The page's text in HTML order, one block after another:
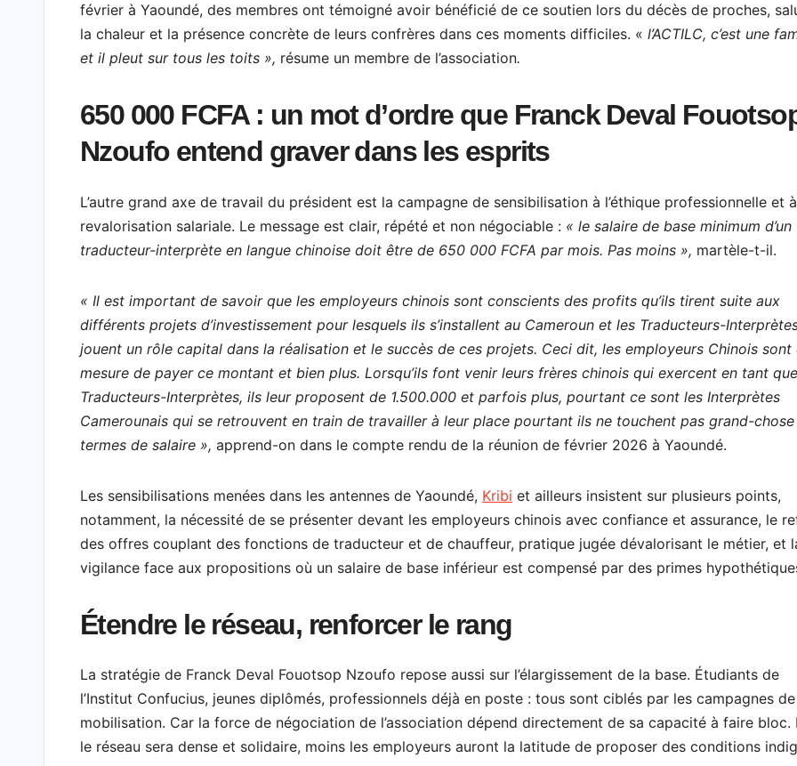
février à Yaoundé, des membres ont témoigné avoir bénéficié de ce soutien lors du décès de proches,
la chaleur et la présence concrète de leurs confrères dans ces moments difficiles. « l’ACTILC, c’est une
et il pleut sur tous les toits », résume un membre de l’association.
650 000 FCFA : un mot d’ordre que Franck Deval
Nzoufo entend graver dans les esprits
L’autre grand axe de travail du président est la campagne de sensibilisation à l’éthique professionnelle et
revalorisation salariale. Le message est clair, répété et non négociable : « le salaire de base minimum d’un
traducteur-interprète en langue chinoise doit être de 650 000 FCFA par mois. Pas moins », martèle-t-il.
« Il est important de savoir que les employeurs chinois sont conscients des profits qu’ils tirent suite aux
différents projets d’investissement pour lesquels ils s’installent au Cameroun et les Traducteurs-
jouent un rôle capital dans la réalisation et le succès de ces projets. Ceci dit, les employeurs Chinois sont
mesure de payer ce montant et bien plus. Lorsqu’ils font venir leurs frères chinois qui exercent en tant que
Traducteurs-Interprètes, ils leur proposent de 1.500.000 et parfois plus, pourtant ce sont les Interprètes
Camerounais qui se retrouvent en train de travailler à leur place pourtant ils ne touchent pas grand-chose
termes de salaire », apprend-on dans le compte rendu de la réunion de février 2026 à Yaoundé.
Les sensibilisations menées dans les antennes de Yaoundé, Kribi et ailleurs insistent sur plusieurs points,
notamment, la nécessité de se présenter devant les employeurs chinois avec confiance et assurance, le
des offres couplant des fonctions de traducteur et de chauffeur, pratique jugée dévalorisant le métier, et
vigilance face aux propositions où un salaire de base inférieur est compensé par des primes
Étendre le réseau, renforcer le rang
La stratégie de Franck Deval Fouotsop Nzoufo repose aussi sur l’élargissement de la base. Étudiants de
l’Institut Confucius, jeunes diplômés, professionnels déjà en poste : tous sont ciblés par les campagnes de
mobilisation. Car la force de négociation de l’association dépend directement de sa capacité à faire bloc.
le réseau sera dense et solidaire, moins les employeurs auront la latitude de proposer des conditions